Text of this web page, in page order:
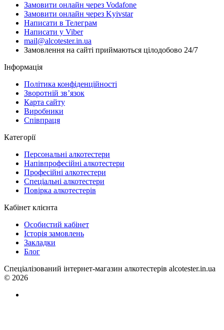
Замовити онлайн через Vodafone
Замовити онлайн через Kyivstar
Написати в Телеграм
Написати у Viber
mail@alcotester.in.ua
Замовлення на сайті приймаються цілодобово 24/7
Інформація
Політика конфіденційності
Зворотній зв’язок
Карта сайту
Виробники
Співпраця
Категорії
Персональні алкотестери
Напівпрофесійні алкотестери
Професійні алкотестери
Спеціальні алкотестери
Повірка алкотестерів
Кабінет клієнта
Особистий кабінет
Історія замовлень
Закладки
Блог
Спеціалізований інтернет-магазин алкотестерів alcotester.in.ua
© 2026